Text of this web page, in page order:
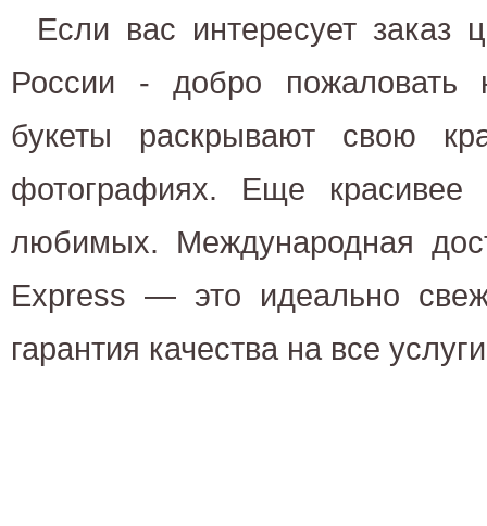
Если вас интересует заказ
России - добро
букеты раскрывают свою
фотографиях. Еще
любимых. Международная
Express — это идеально
гарантия качества на все